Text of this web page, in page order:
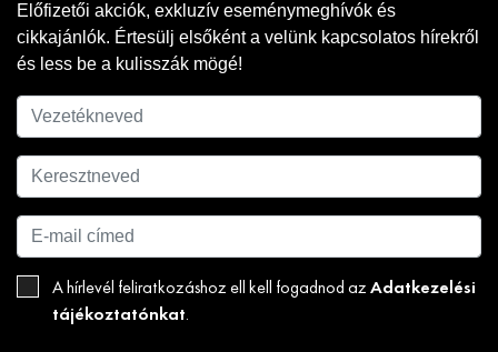
Előfizetői akciók, exkluzív eseménymeghívók és
cikkajánlók. Értesülj elsőként a velünk kapcsolatos hírekről
és less be a kulisszák mögé!
A hírlevél feliratkozáshoz ell kell fogadnod az Adatkezelési
tájékoztatónkat.